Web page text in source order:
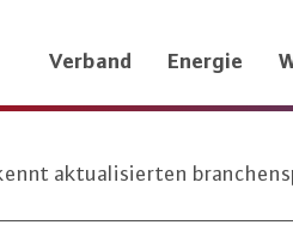
Verband Energie
aktualisierten